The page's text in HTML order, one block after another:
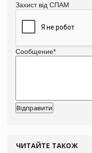
Захист від СПАМ
Сообщение*
ЧИТАЙТЕ ТАКОЖ